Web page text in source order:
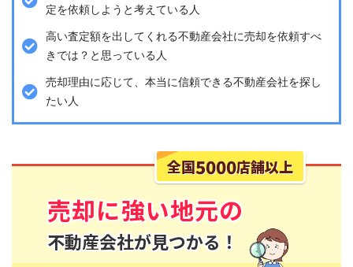
定を依頼しようと考えている人
高い査定額を出してくれる不動産会社に売却を依頼すべ
きでは？と思っている人
売却理由に応じて、本当に信頼できる不動産会社を探し
たい人